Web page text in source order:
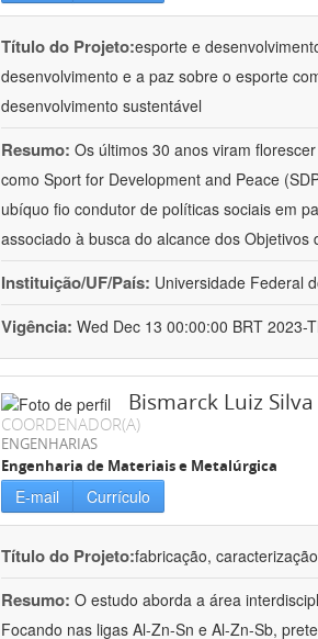
Título do Projeto:esporte e
desenvolvimento e a paz sobre o esporte
desenvolvimento sustentável
Resumo: Os últimos 30 anos viram
como Sport for Development and Peace
ubíquo fio condutor de políticas sociais em
associado à busca do alcance dos Objetivos
Instituição/UF/País: Universidade Federal
Vigência: Wed Dec 13 00:00:00 BRT 2023-
Bismarck Luiz Silva
COORDENADOR(A)
ENGENHARIAS
Engenharia de Materiais e Metalúrgica
E-mail Currículo
Título do Projeto:fabricação,
Resumo: O estudo aborda a área
Focando nas ligas Al-Zn-Sn e Al-Zn-Sb,